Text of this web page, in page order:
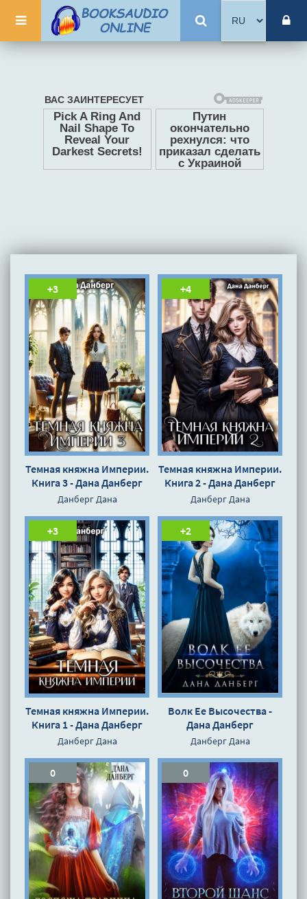
+3
Темная княжна Империи.
Книга 3 - Дана Данберг
Данберг Дана
+4
Темная княжна Империи.
Книга 2 - Дана Данберг
Данберг Дана
+3
Темная княжна Империи.
Книга 1 - Дана Данберг
Данберг Дана
+2
Волк Ее Высочества -
Дана Данберг
Данберг Дана
0 0